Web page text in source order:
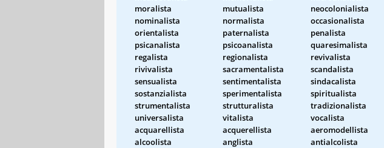
moralista
mutualista neocolonialista
nominalista
normalista occasionalista
orientalista
paternalista penalista
psicanalista
psicoanalista quaresimalista
regalista
regionalista revivalista
rivivalista
sacramentalista scandalista
sensualista
sentimentalista sindacalista
sostanzialista
sperimentalista spiritualista
strumentalista
strutturalista tradizionalista
universalista
vitalista vocalista
acquarellista
acquerellista aeromodellista
alcoolista
anglista antialcolista